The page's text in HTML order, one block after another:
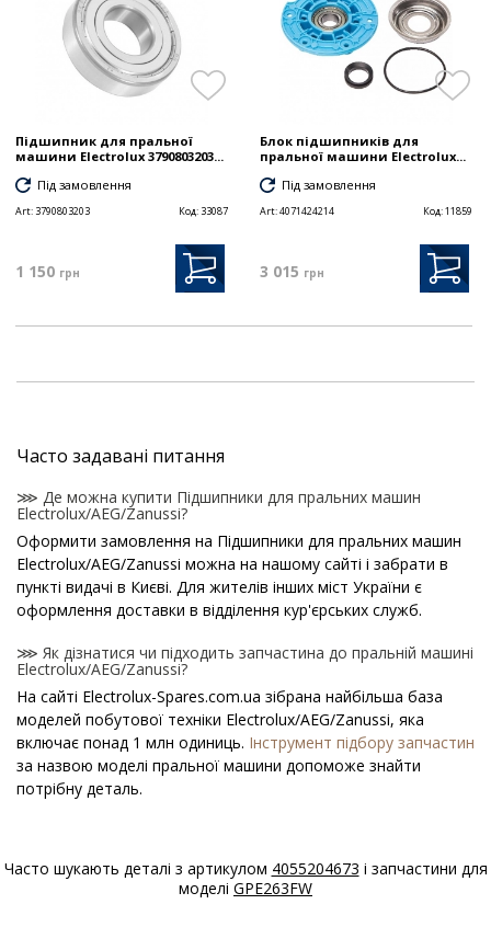
Підшипник для пральної
машини Electrolux 3790803203...
Під замовлення
Art: 3790803203 Код: 33087
1 150 грн
Блок підшипників для
пральної машини Electrolux...
Під замовлення
Art:4071424214 Код:11859
3 015 грн
Часто задавані питання
⋙ Де можна купити Підшипники для пральних машин
Electrolux/AEG/Zanussi?
Оформити замовлення на Підшипники для пральних машин
Electrolux/AEG/Zanussi можна на нашому сайті і забрати в
пункті видачі в Києві. Для жителів інших міст України є
оформлення доставки в відділення кур'єрських служб.
⋙ Як дізнатися чи підходить запчастина до пральній машині
Electrolux/AEG/Zanussi?
На сайті Electrolux-Spares.com.ua зібрана найбільша база
моделей побутової техніки Electrolux/AEG/Zanussi, яка
включає понад 1 млн одиниць. Інструмент підбору запчастин
за назвою моделі пральної машини допоможе знайти
потрібну деталь.
Спеціальна наклейка виробника з назвою моделі і іншими
параметрами - шильдик знаходиться на корпусі пральної
Часто шукають деталі з артикулом 4055204673 і запчастини для
моделі GPE263FW